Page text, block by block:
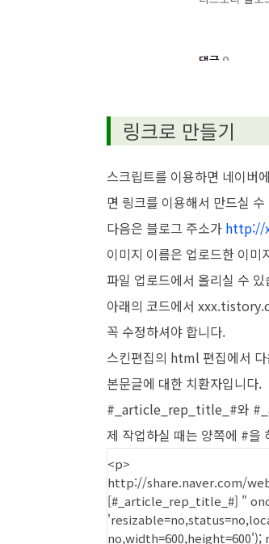
링크로 만들기
스크립트를 이용하면 네이버
면 링크를 이용해서 만드실
다음은 블로그 주소가 http://
이미지 이름은 업로드한 이
파일 업로드에서 올리실 수
아래의 코드에서
꼭 수정하셔야 합니다.
스킨편집의 html 편집에서 다
본문글에 대한 치환자입니다.
#_article_rep_title_#와
제 작업하실 때는 양쪽에 #을
<p>
http://share.naver.com/
[#_article_rep_title_#] "
no,width=600,height=600');